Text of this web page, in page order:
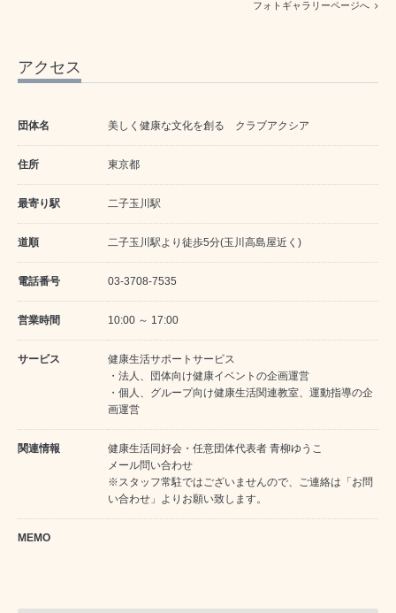
フォトギャラリーページへ
アクセス
団体名 美しく健康な文化を創る クラブアクシア
住所 東京都
最寄り駅 二子玉川駅
道順 二子玉川駅より徒歩5分(玉川高島屋近く)
電話番号 03-3708-7535
営業時間 10:00 ～ 17:00
サービス
健康生活サポートサービス
・法人、団体向け健康イベントの企画運営
・個人、グループ向け健康生活関連教室、運動指導の企
画運営
関連情報
健康生活同好会・任意団体代表者 青柳ゆうこ
メール問い合わせ
※スタッフ常駐ではございませんので、ご連絡は「お問
い合わせ」よりお願い致します。
MEMO